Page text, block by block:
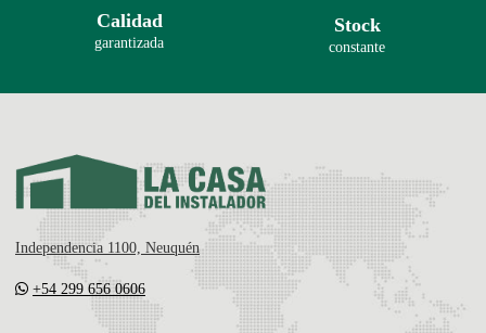
Calidad
garantizada
Stock
constante
Independencia 1100, Neuquén
+54 299 656 0606